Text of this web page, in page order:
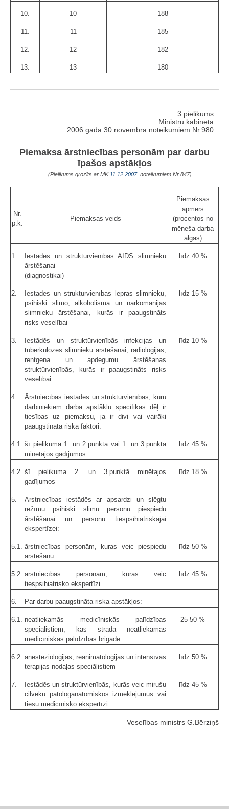
10. 10 188
11. 11 185
12. 12 182
13. 13 180
3.pielikums
Ministru kabineta
2006.gada 30.novembra noteikumiem Nr.980
Piemaksa ārstniecības personām par darbu
īpašos apstākļos
(Pielikums grozīts ar MK 11.12.2007. noteikumiem Nr.847)
Nr.
p.k.
Piemaksas veids
Piemaksas
apmērs
(procentos no
mēneša darba
algas)
1.
Iestādēs un struktūrvienībās AIDS slimnieku
ārstēšanai
(diagnostikai)
līdz 40 %
2.
Iestādēs un struktūrvienībās lepras slimnieku,
psihiski slimo, alkoholisma un narkomānijas
slimnieku ārstēšanai, kurās ir paaugstināts
risks veselībai
līdz 15 %
3.
Iestādēs un struktūrvienībās infekcijas un
tuberkulozes slimnieku ārstēšanai, radioloģijas,
rentgena un apdegumu ārstēšanas
struktūrvienībās, kurās ir paaugstināts risks
veselībai
līdz 10 %
4.
Ārstniecības iestādēs un struktūrvienībās, kuru
darbiniekiem darba apstākļu specifikas dēļ ir
tiesības uz piemaksu, ja ir divi vai vairāki
paaugstināta riska faktori:
4.1. šī pielikuma 1. un 2.punktā vai 1. un 3.punktā
minētajos gadījumos
līdz 45 %
4.2. šī pielikuma 2. un 3.punktā minētajos
gadījumos
līdz 18 %
5.
Ārstniecības iestādēs ar apsardzi un slēgtu
režīmu psihiski slimu personu piespiedu
ārstēšanai un personu tiespsihiatriskajai
ekspertīzei:
5.1. ārstniecības personām, kuras veic piespiedu
ārstēšanu
līdz 50 %
5.2. ārstniecības personām, kuras veic
tiespsihiatrisko ekspertīzi
līdz 45 %
6. Par darbu paaugstināta riska apstākļos:
6.1. neatliekamās medicīniskās palīdzības
speciālistiem, kas strādā neatliekamās
medicīniskās palīdzības brigādē
25-50 %
6.2. anestezioloģijas, reanimatoloģijas un intensīvās
terapijas nodaļas speciālistiem
līdz 50 %
7.
Iestādēs un struktūrvienībās, kurās veic mirušu
cilvēku patolog­anatomiskos izmeklējumus vai
tiesu medicīnisko ekspertīzi
līdz 45 %
Veselības ministrs G.Bērziņš